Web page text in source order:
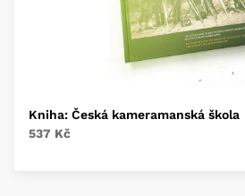
Kniha: Česká kameramanská škola
537 Kč